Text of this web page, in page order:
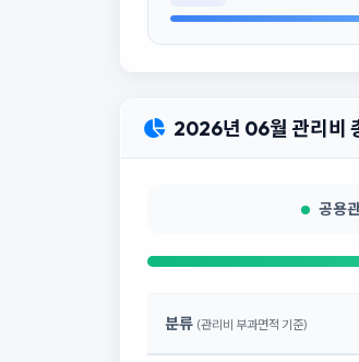
2026년 06월 관리비
공용
분류 (관리비 부과면적 기준)